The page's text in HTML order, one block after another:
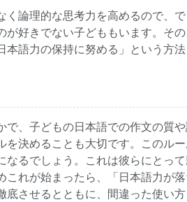
論理的な思考力を高めるので、
好きでない子どももいます。そ
語力の保持に努める」という方法
、子どもの日本語での作文の質
決めることも大切です。このル
るでしょう。これは彼らにとっ
れが始まったら、「日本語力が
底させるとともに、間違った使い